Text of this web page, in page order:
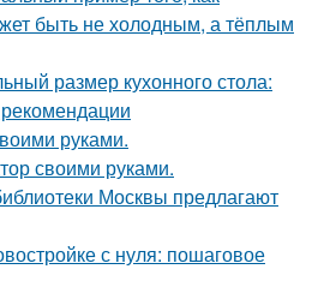
быть не холодным, а тёплым
размер кухонного стола:
руками.
своими руками.
Москвы предлагают
с нуля: пошаговое